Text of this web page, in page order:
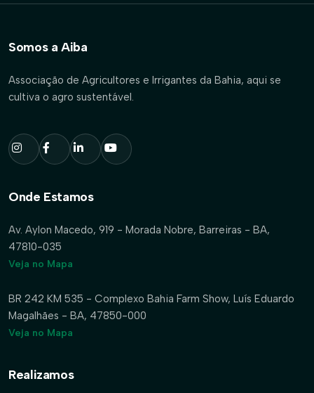
Somos a Aiba
Associação de Agricultores e Irrigantes da Bahia, aqui se
cultiva o agro sustentável.
Onde Estamos
Av. Aylon Macedo, 919 - Morada Nobre, Barreiras - BA,
47810-035
Veja no Mapa
BR 242 KM 535 - Complexo Bahia Farm Show, Luís Eduardo
Magalhães - BA, 47850-000
Veja no Mapa
Realizamos